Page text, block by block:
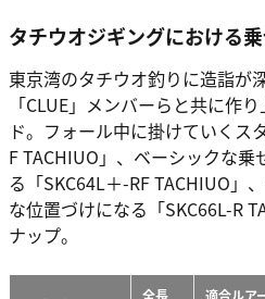
タチウオジギングにおける
東京湾のタチウオ釣りに造詣が
「CLUE」メンバーらと共に作
ド。フォール中に掛けていくス
F TACHIUO」、ベーシックな
る「SKC64L＋-RF TACHIUO」
な位置づけになる「SKC66L-R
ナップ。